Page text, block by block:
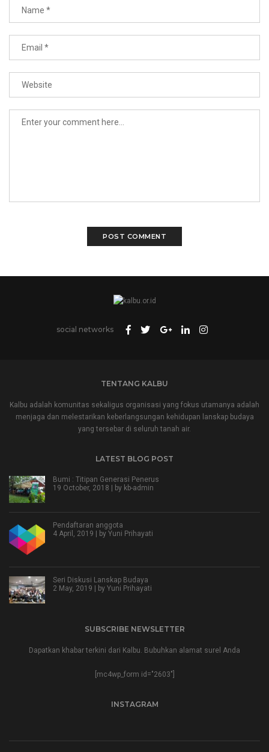
social networks
TENTANG KALBU
Kalbu adalah komunitas sekaligus organisasi yang fokus utamanya adalah
menjaga dan melestarikan keberlangsungan kehidupan lanskap budaya
yang tersebar di seluruh tanah air.
LATEST BLOG POST
Bumi : Titipan Generasi Penerus
19 October, 2018 | by kb-admin
Pendaftaran anggota
4 April, 2019 | by Yuni Prihayati
Seri Diskusi Lanskap Budaya
2 May, 2019 | by Yuni Prihayati
SUBSCRIBE NEWSLETTER
Dapatkan khabar terkini dari Kalbu. Bubuhkan alamat surel Anda
[mc4wp_form id="2603"]
INSTAGRAM